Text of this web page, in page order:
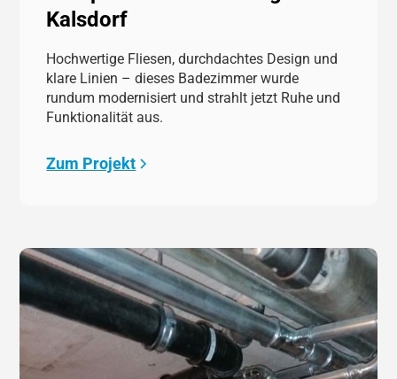
Kalsdorf
Hochwertige Fliesen, durchdachtes Design und
klare Linien – dieses Badezimmer wurde
rundum modernisiert und strahlt jetzt Ruhe und
Funktionalität aus.
Zum Projekt